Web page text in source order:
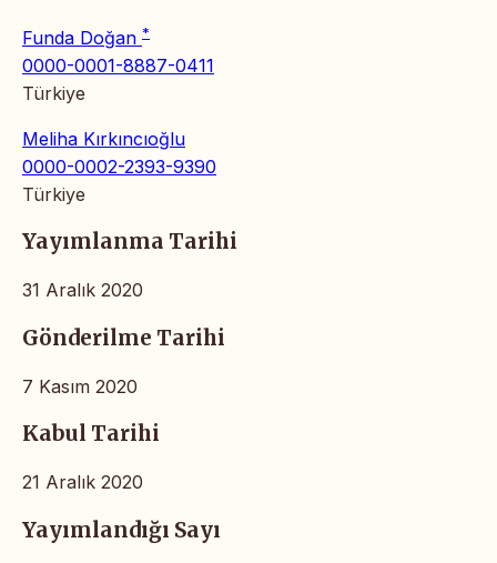
Funda Doğan *
0000-0001-8887-0411
Türkiye
Meliha Kırkıncıoğlu
0000-0002-2393-9390
Türkiye
Yayımlanma Tarihi
31 Aralık 2020
Gönderilme Tarihi
7 Kasım 2020
Kabul Tarihi
21 Aralık 2020
Yayımlandığı Sayı